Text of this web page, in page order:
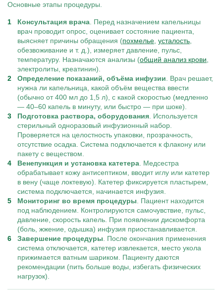
Основные этапы процедуры.
Консультация врача . Перед назначением капельницы
врач проводит опрос, оценивает состояние пациента,
выясняет причины обращения (похмелье усталость
обезвоживание и т. д.), измеряет давление, пульс,
температуру. Назначаются анализы (общий анализ крови
электролиты, креатинин).
Определение показаний, объёма инфузии . Врач решает,
нужна ли капельница, какой объём вещества ввести
(обычно от 400 мл до 1,5 л), с какой скоростью (медленно
— 40–60 капель в минуту, или быстро — при шоке).
Подготовка раствора, оборудования . Используется
стерильный одноразовый инфузионный набор.
Проверяется на целостность упаковки, прозрачность,
отсутствие осадка. Система подключается к флакону или
пакету с веществом.
Венепункция и установка катетера . Медсестра
обрабатывает кожу антисептиком, вводит иглу или катетер
в вену (чаще локтевую). Катетер фиксируется пластырем,
система подключается, начинается инфузия.
Мониторинг во время процедуры . Пациент находится
под наблюдением. Контролируются самочувствие, пульс,
давление, скорость капель. При появлении дискомфорта
(боль, жжение, одышка) инфузия приостанавливается.
Завершение процедуры . После окончания применения
система отключается, катетер извлекается, место укола
прижимается ватным шариком. Пациенту даются
рекомендации (пить больше воды, избегать физических
нагрузок).